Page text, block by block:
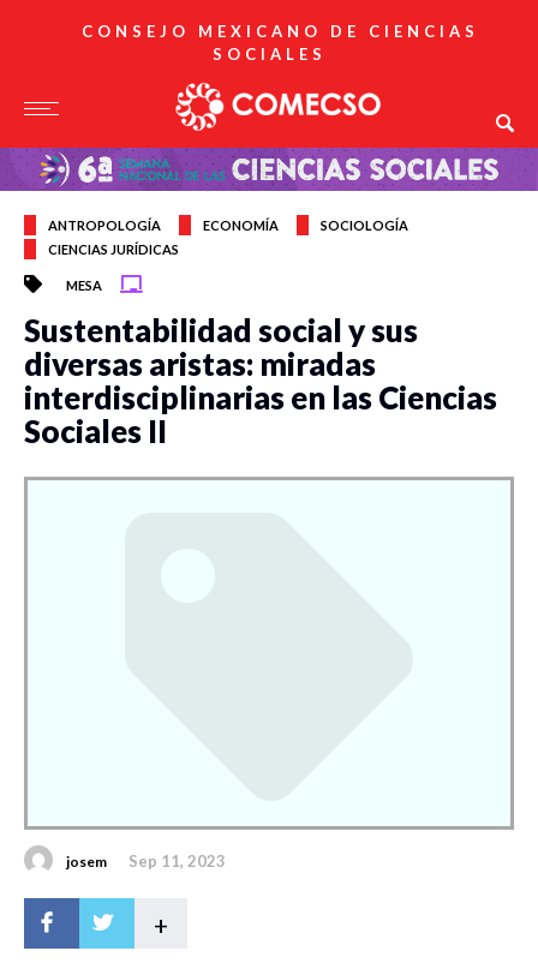
CONSEJO MEXICANO DE CIENCIAS
SOCIALES
ANTROPOLOGÍA ECONOMÍA
SOCIOLOGÍA
CIENCIAS JURÍDICAS
MESA
Sustentabilidad social y sus
diversas aristas: miradas
interdisciplinarias en las Ciencias
Sociales II
josem Sep 11, 2023
+